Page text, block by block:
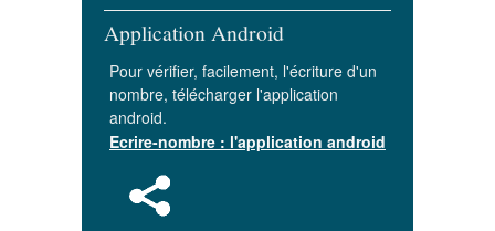
Application Android
Pour vérifier, facilement, l'écriture d'un
nombre, télécharger l'application
android.
Ecrire-nombre : l'application android